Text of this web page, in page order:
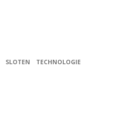
SLOTEN
TECHNOLOGIE